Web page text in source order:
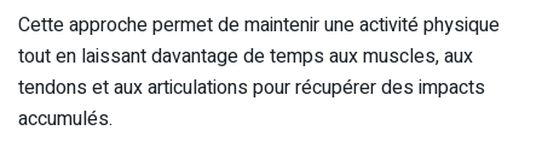
Cette approche permet de maintenir une activité physique
tout en laissant davantage de temps aux muscles, aux
tendons et aux articulations pour récupérer des impacts
accumulés.